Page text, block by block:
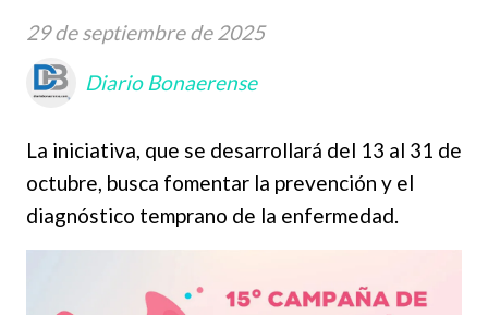
La iniciativa, que se desarrollará del 13 al 31 de
octubre, busca fomentar la prevención y el
diagnóstico temprano de la enfermedad.
29 de septiembre de 2025
Diario Bonaerense